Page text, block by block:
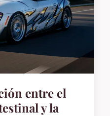
entre el
y la